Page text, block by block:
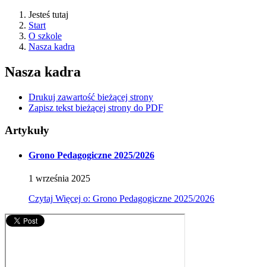
Jesteś tutaj
Start
O szkole
Nasza kadra
Nasza kadra
Drukuj zawartość bieżącej strony
Zapisz tekst bieżącej strony do PDF
Artykuły
Grono Pedagogiczne 2025/2026
1 września 2025
Czytaj Więcej o: Grono Pedagogiczne 2025/2026